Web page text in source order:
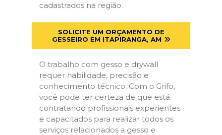
cadastrados na região.
SOLICITE UM ORÇAMENTO DE
GESSEIRO EM ITAPIRANGA, AM
O trabalho com gesso e drywall
requer habilidade, precisão e
conhecimento técnico. Com o Grifo,
você pode ter certeza de que está
contratando profissionais experientes
e capacitados para realizar todos os
serviços relacionados a gesso e